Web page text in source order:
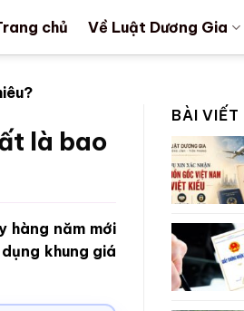
chủ Về Luật Dương Gia
là bao
hàng năm mới
khung giá
BÀI VIẾT